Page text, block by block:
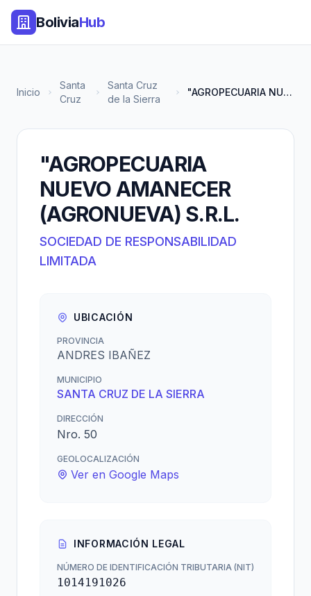
BoliviaHub
Inicio
Santa
Cruz
Santa Cruz
de la Sierra
"AGROPECUARIA NUEVO AMANECER (...
"AGROPECUARIA
NUEVO AMANECER
(AGRONUEVA) S.R.L.
SOCIEDAD DE RESPONSABILIDAD
LIMITADA
UBICACIÓN
PROVINCIA
ANDRES IBAÑEZ
MUNICIPIO
SANTA CRUZ DE LA SIERRA
DIRECCIÓN
Nro. 50
GEOLOCALIZACIÓN
Ver en Google Maps
INFORMACIÓN LEGAL
NÚMERO DE IDENTIFICACIÓN TRIBUTARIA (NIT)
1014191026